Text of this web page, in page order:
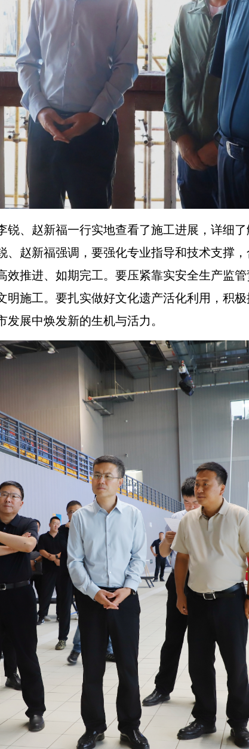
、赵新福一行实地查看了施工进展，详细
赵新福强调，要强化专业指导和技术支撑
推进、如期完工。要压紧靠实安全生产监
施工。要扎实做好文化遗产活化利用，积
发展中焕发新的生机与活力。